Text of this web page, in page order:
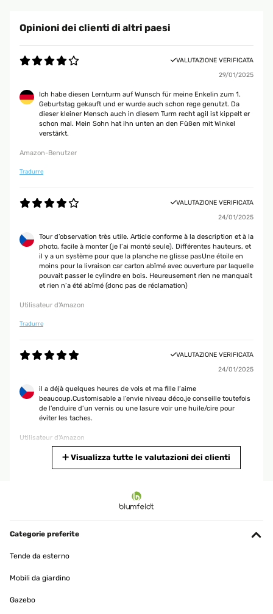
Opinioni dei clienti di altri paesi
VALUTAZIONE VERIFICATA
29/01/2025
Ich habe diesen Lernturm auf Wunsch für meine Enkelin zum 1.
Geburtstag gekauft und er wurde auch schon rege genutzt. Da
dieser kleiner Mensch auch in diesem Turm recht agil ist kippelt er
schon mal. Mein Sohn hat ihn unten an den Füßen mit Winkel
verstärkt.
Amazon-Benutzer
Tradurre
VALUTAZIONE VERIFICATA
24/01/2025
Tour d’observation très utile. Article conforme à la description et à la
photo, facile à monter (je l’ai monté seule). Différentes hauteurs, et
il y a un système pour que la planche ne glisse pasUne étoile en
moins pour la livraison car carton abîmé avec ouverture par laquelle
pouvait passer le cylindre en bois. Heureusement rien ne manquait
et rien n’a été abîmé (donc pas de réclamation)
Utilisateur d'Amazon
Tradurre
VALUTAZIONE VERIFICATA
24/01/2025
il a déjà quelques heures de vols et ma fille l’aime
beaucoup.Customisable a l’envie niveau déco.je conseille toutefois
de l’enduire d’un vernis ou une lasure voir une huile/cire pour
éviter les taches.
Utilisateur d'Amazon
Visualizza tutte le valutazioni dei clienti
Categorie preferite
Tende da esterno
Mobili da giardino
Gazebo